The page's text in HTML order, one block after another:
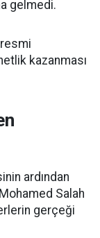
gelmedi.
kazanması
ardından
Salah
gerçeği